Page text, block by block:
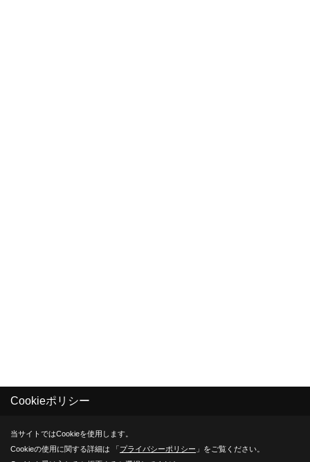
Cookieポリシー
当サイトではCookieを使用します。
Cookieの使用に関する詳細は 「プライバシーポリシー 」をご覧ください。